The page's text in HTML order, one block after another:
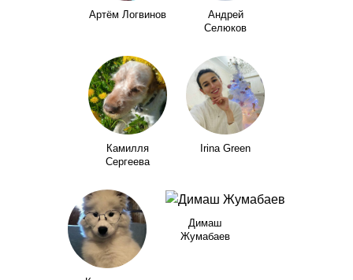
Артём Логвинов
Андрей
Селюков
Камилля
Сергеева
Irina Green
Димаш
Жумабаев